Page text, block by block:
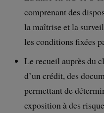
comprenant des
la maîtrise et la
les conditions fixées
Le recueil auprès du
d’un crédit, des
permettant de
exposition à des